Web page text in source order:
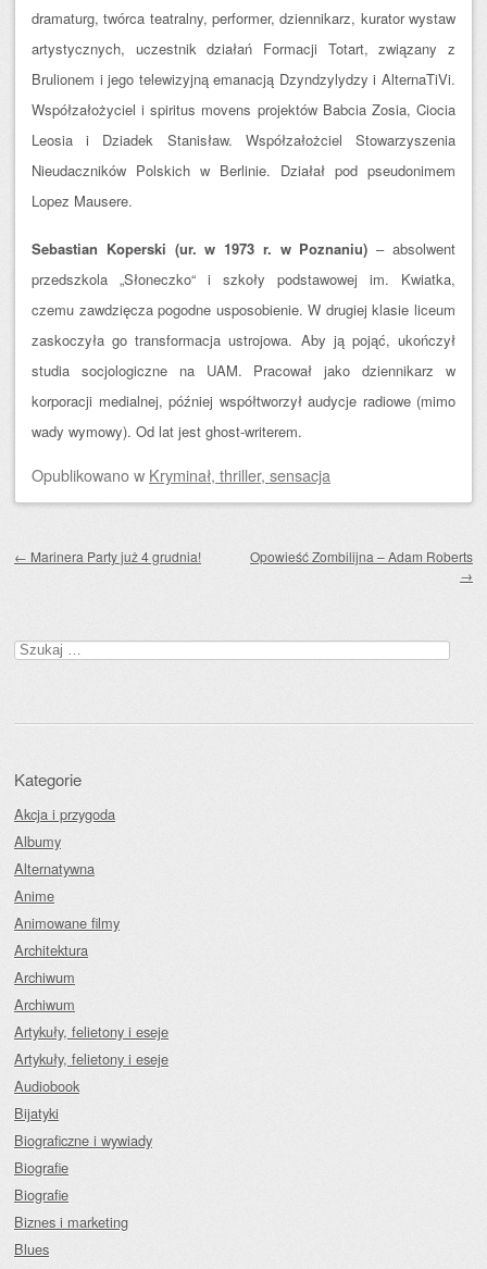
dramaturg, twórca teatralny, performer, dziennikarz, kurator wystaw
artystycznych, uczestnik działań Formacji Totart, związany z
Brulionem i jego telewizyjną emanacją Dzyndzylydzy i AlternaTiVi.
Współzałożyciel i spiritus movens projektów Babcia Zosia, Ciocia
Leosia i Dziadek Stanisław. Współzałożciel Stowarzyszenia
Nieudaczników Polskich w Berlinie. Działał pod pseudonimem
Lopez Mausere.
Sebastian Koperski (ur. w 1973 r. w Poznaniu)– absolwent
przedszkola „Słoneczko“ i szkoły podstawowej im. Kwiatka,
czemu zawdzięcza pogodne usposobienie. W drugiej klasie liceum
zaskoczyła go transformacja ustrojowa. Aby ją pojąć, ukończył
studia socjologiczne na UAM. Pracował jako dziennikarz w
korporacji medialnej, później współtworzył audycje radiowe (mimo
wady wymowy). Od lat jest ghost-writerem.
Opublikowanow Kryminał, thriller, sensacja
← Marinera Party już 4 grudnia!
Opowieść Zombilijna – Adam Roberts
→
Szukaj:
Kategorie
Akcja i przygoda
Albumy
Alternatywna
Anime
Animowane filmy
Architektura
Archiwum
Archiwum
Artykuły, felietony i eseje
Artykuły, felietony i eseje
Audiobook
Bijatyki
Biograficzne i wywiady
Biografie
Biografie
Biznes i marketing
Blues